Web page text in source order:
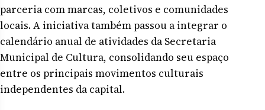
parceria com marcas, coletivos e comunidades
locais. A iniciativa também passou a integrar o
calendário anual de atividades da Secretaria
Municipal de Cultura, consolidando seu espaço
entre os principais movimentos culturais
independentes da capital.